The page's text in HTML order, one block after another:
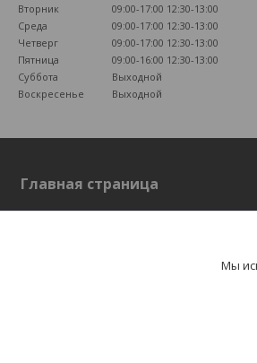
Вторник
09:00-17:00 12:30-13:00
Среда
09:00-17:00 12:30-13:00
Четверг
09:00-17:00 12:30-13:00
Пятница
09:00-16:00 12:30-13:00
Суббота
Выходной
Воскресенье
Выходной
Главная страница
Главная страница
Мы